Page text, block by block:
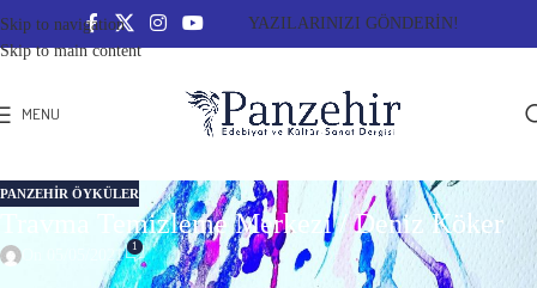
Skip to navigation
Skip to main content
YAZILARINIZI GÖNDERİN!
MENU
PANZEHIR ÖYKÜLER
Travma Temizleme Merkezi / Deniz Köker
On 05/05/2021 1